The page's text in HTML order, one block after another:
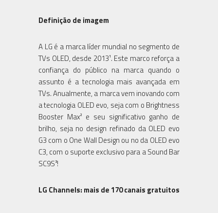
Definição de imagem
A LG é a marca líder mundial no segmento de
TVs OLED, desde 2013¹. Este marco reforça a
confiança do público na marca quando o
assunto é a tecnologia mais avançada em
TVs. Anualmente, a marca vem inovando com
a tecnologia OLED evo, seja com o Brightness
Booster Max² e seu significativo ganho de
brilho, seja no design refinado da OLED evo
G3 com o One Wall Design ou no da OLED evo
C3, com o suporte exclusivo para a Sound Bar
SC9S³!
LG Channels: mais de 170 canais gratuitos